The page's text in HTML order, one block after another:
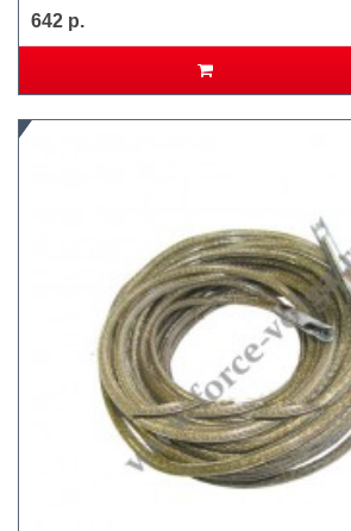
642 р.